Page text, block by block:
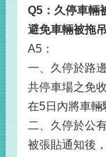
Q5 ：久停車
避免車輛被拖吊
A5：
一、久停於路
共停車場之免
在5日內將車輛
二、久停於公
被張貼通知後